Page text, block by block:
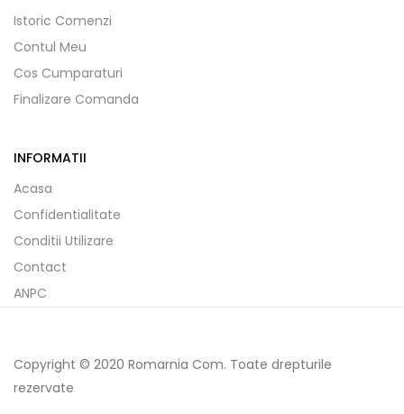
Istoric Comenzi
Contul Meu
Cos Cumparaturi
Finalizare Comanda
INFORMATII
Acasa
Confidentialitate
Conditii Utilizare
Contact
ANPC
Copyright © 2020 Romarnia Com. Toate drepturile
rezervate